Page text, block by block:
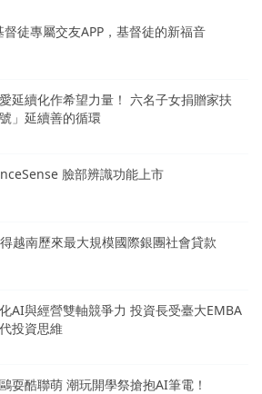
督徒專屬交友APP，基督徒的新福音
延續化作希望力量！ 六名子女捐贈家扶
」延續善的循環
臉部辨識功能上市
越南歷來最大規模國際銀團社會貸款
AI與經營雙軸競爭力 投資長受臺大EMBA
投資思維
耍酷聯萌 潮玩開學祭搶抱AI筆電！